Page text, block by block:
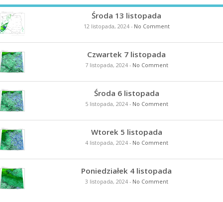
Środa 13 listopada
12 listopada, 2024- No Comment
Czwartek 7 listopada
7 listopada, 2024- No Comment
Środa 6 listopada
5 listopada, 2024- No Comment
Wtorek 5 listopada
4 listopada, 2024- No Comment
Poniedziałek 4 listopada
3 listopada, 2024- No Comment